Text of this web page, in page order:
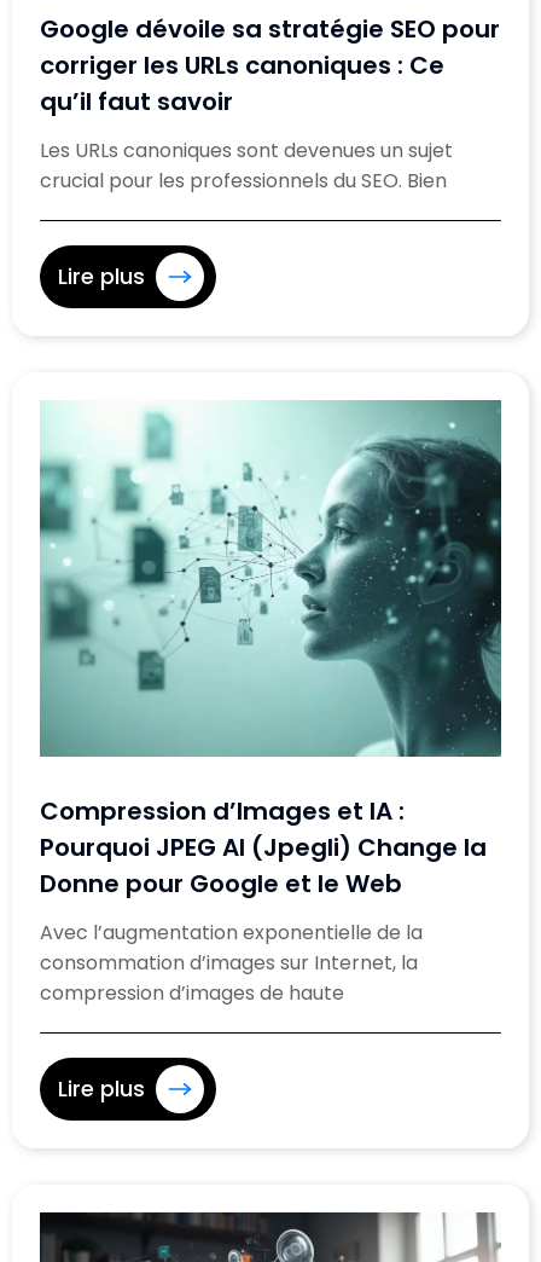
Google dévoile sa stratégie SEO pour
corriger les URLs canoniques : Ce
qu’il faut savoir
Les URLs canoniques sont devenues un sujet
crucial pour les professionnels du SEO. Bien
Lire plus
Compression d’Images et IA :
Pourquoi JPEG AI (Jpegli) Change la
Donne pour Google et le Web
Avec l’augmentation exponentielle de la
consommation d’images sur Internet, la
compression d’images de haute
Lire plus